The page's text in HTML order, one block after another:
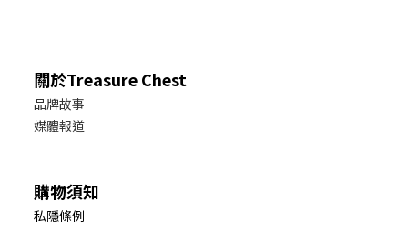
關於Treasure Chest
品牌故事
媒體報道
購物須知
私隱條例